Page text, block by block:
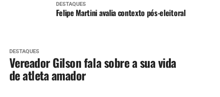
DESTAQUES
Felipe Martini avalia contexto pós-eleitoral
DESTAQUES
Vereador Gilson fala sobre a sua vida
de atleta amador